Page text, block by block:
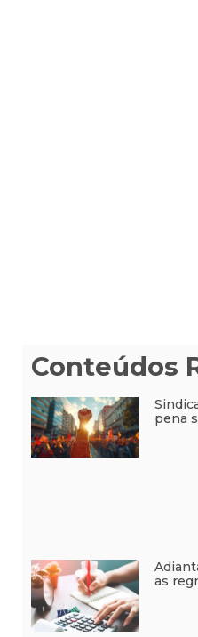
Conteúdos
pena
as